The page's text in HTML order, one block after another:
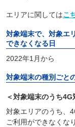
エリアに関してはこ
対象端末で、対象エ
できなくなる日
2022年1月から
対象端末の種別ごと
＜対象端末のうち
対象エリアのうち、
ご利用ができなくな